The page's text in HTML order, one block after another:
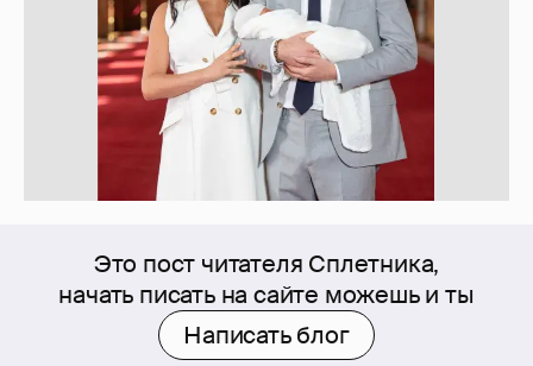
Это пост читателя Сплетника,
начать писать на сайте можешь и ты
Написать блог